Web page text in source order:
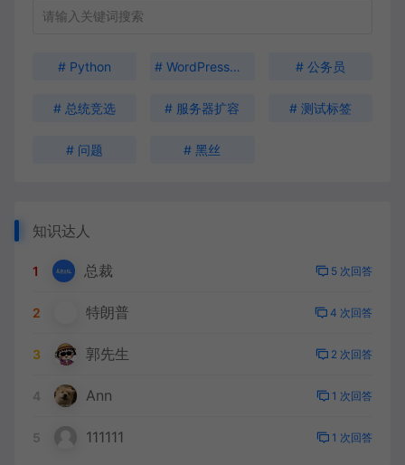
# Python # WordPress安装 # 公务员
# 总统竞选 # 服务器扩容 # 测试标签
# 问题 # 黑丝
知识达人
1 总裁 5 次回答
2 特朗普 4 次回答
3 郭先生 2 次回答
4 Ann 1 次回答
5 111111 1 次回答